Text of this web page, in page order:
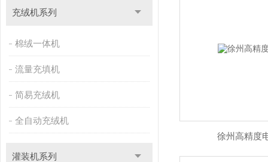
充绒机系列
棉绒一体机
流量充填机
简易充绒机
全自动充绒机
灌装机系列
徐州高精度